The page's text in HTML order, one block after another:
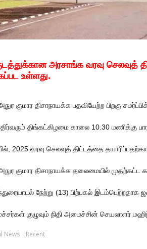
அரசாங்க வரவு செலவுத்
உள்ளது.
குமார திசாநாயக்க பதவியேற்ற பிறகு
திங்கட்கிழமை காலை 10.30 மணிக்கு
2025 வரவு செலவுத் திட்டத்தை
குமார திசாநாயக்க தலைமையில் முதற்கட்ட
நேற்று (13) பிற்பகல் இடம்பெற்றதாக
குழுவும் நிதி அமைச்சின் செயலாளர்
News Recent